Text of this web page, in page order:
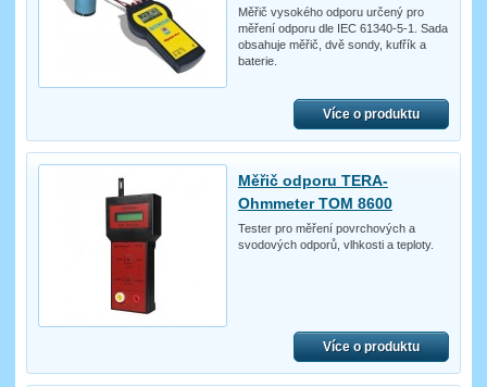
Měřič vysokého odporu určený pro
měření odporu dle IEC 61340-5-1. Sada
obsahuje měřič, dvě sondy, kufřík a
baterie.
Více o produktu
Měřič odporu TERA-
Ohmmeter TOM 8600
Tester pro měření povrchových a
svodových odporů, vlhkosti a teploty.
Více o produktu